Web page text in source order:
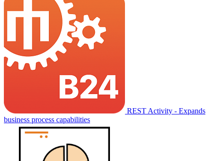
REST Activity - Expands
business process capabilities